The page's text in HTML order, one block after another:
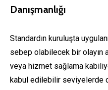
Danışmanlığı
Standardın kuruluşta
sebep olabilecek bir olayın
veya hizmet sağlama
kabul edilebilir seviyelerde